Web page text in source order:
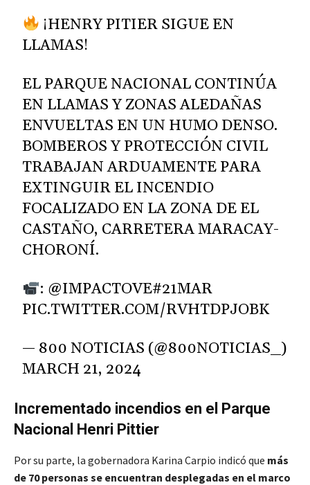
¡HENRY PITIER SIGUE EN
LLAMAS!
EL PARQUE NACIONAL CONTINÚA
EN LLAMAS Y ZONAS ALEDAÑAS
ENVUELTAS EN UN HUMO DENSO.
BOMBEROS Y PROTECCIÓN CIVIL
TRABAJAN ARDUAMENTE PARA
EXTINGUIR EL INCENDIO
FOCALIZADO EN LA ZONA DE EL
CASTAÑO, CARRETERA MARACAY-
CHORONÍ.
: @IMPACTOVE#21MAR
PIC.TWITTER.COM/RVHTDPJOBK
— 800 NOTICIAS (@800NOTICIAS_)
MARCH 21, 2024
Incrementado incendios en el Parque
Nacional Henri Pittier
Por su parte, la gobernadora Karina Carpio indicó que más
de 70 personas se encuentran desplegadas en el marco